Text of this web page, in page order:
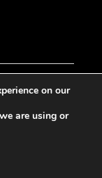
on our
are using or